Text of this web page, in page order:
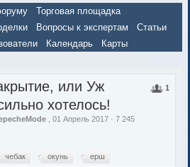
Торговая площадка
Вопросы к экспертам
Статьи
Календарь Карты
1
или Уж
хотелось!
, 01 Апрель 2017 · 7 245
чебак окунь ерш